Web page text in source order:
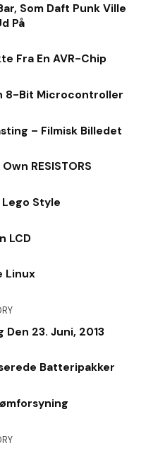
Som Daft Punk Ville
På
Fra En AVR-Chip
8-Bit Microcontroller
– Filmisk Billedet
RESISTORS
Style
LCD
Linux
Den 23. Juni, 2013
Batteripakker